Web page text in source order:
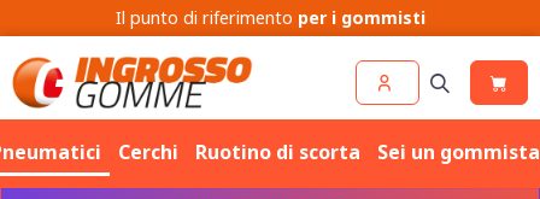
Il punto di riferimento per i gommisti
Cerchi Ruotino di scorta Sei un